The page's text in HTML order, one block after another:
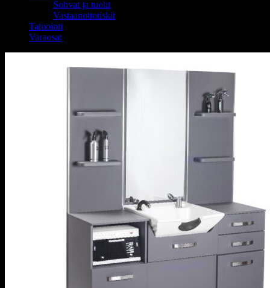
Sohvat ja tuolit
Vastaanottotiskit
Tatuointi
Varaosat